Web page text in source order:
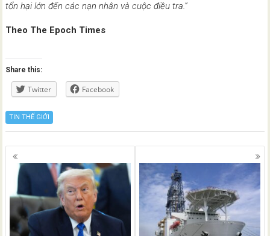
tổn hại lớn đến các nạn nhân và cuộc điều tra.”
Theo The Epoch Times
Share this:
Twitter Facebook
TIN THẾ GIỚI
Posts
navigation